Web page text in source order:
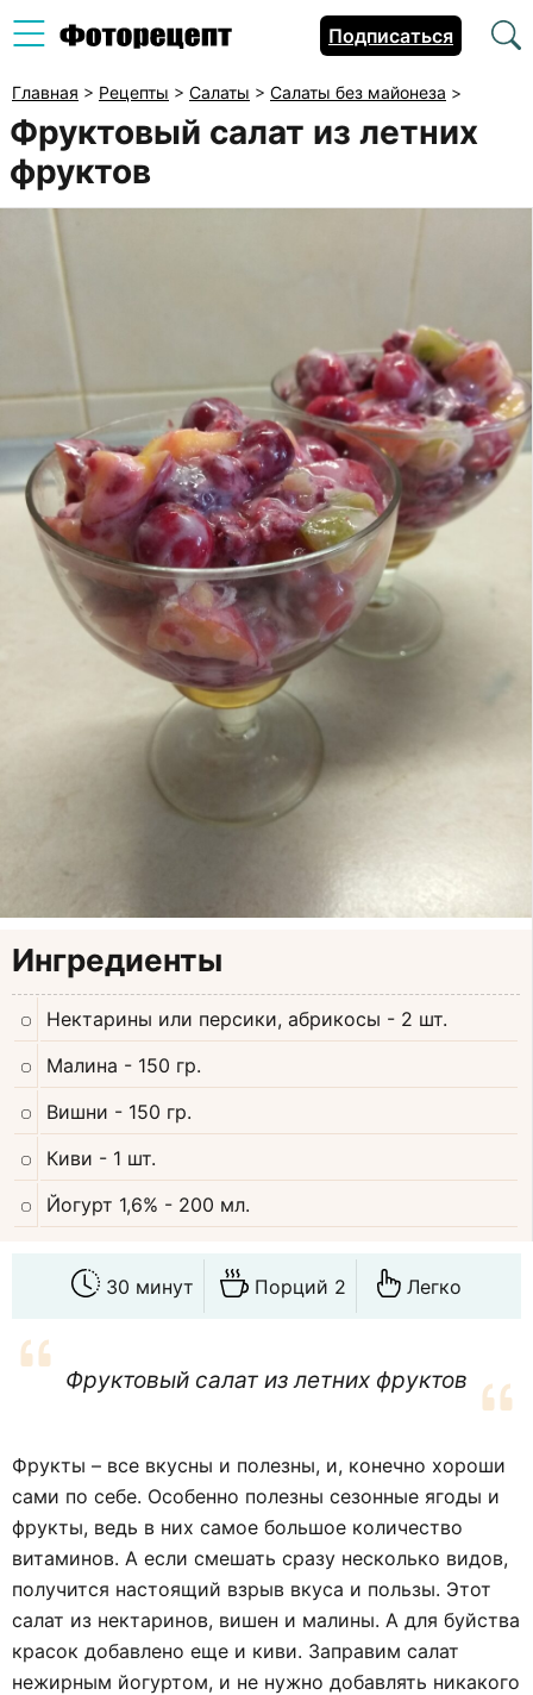
Подписаться
Главная > Рецепты > Салаты > Салаты без майонеза >
Фруктовый салат из летних
фруктов
Ингредиенты
Нектарины или персики, абрикосы - 2 шт.
Малина - 150 гр.
Вишни - 150 гр.
Киви - 1 шт.
Йогурт 1,6% - 200 мл.
30 минут Порций 2 Легко
Фруктовый салат из летних фруктов
Фрукты – все вкусны и полезны, и, конечно хороши
сами по себе. Особенно полезны сезонные ягоды и
фрукты, ведь в них самое большое количество
витаминов. А если смешать сразу несколько видов,
получится настоящий взрыв вкуса и пользы. Этот
салат из нектаринов, вишен и малины. А для буйства
красок добавлено еще и киви. Заправим салат
нежирным йогуртом, и не нужно добавлять никакого